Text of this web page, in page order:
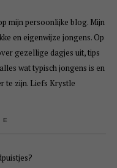
mijn persoonlijke blog. Mijn
en eigenwijze jongens. Op
gezellige dagjes uit, tips
wat typisch jongens is en
te zijn. Liefs Krystle